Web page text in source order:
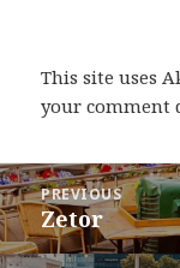
This site uses
your comment
Post
navigation
PREVIOUS
Previous
post:
Zetor